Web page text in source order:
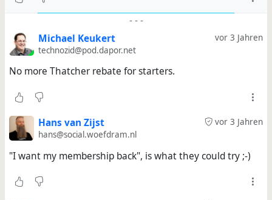
- - -
vor 3 Jahren
Michael Keukert
technozid@pod.dapor.net
No more Thatcher rebate for starters.
vor 3 Jahren
Hans van Zijst
hans@social.woefdram.nl
"I want my membership back", is what they could try ;-)